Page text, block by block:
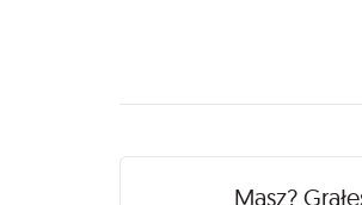
Recenzje
Masz?